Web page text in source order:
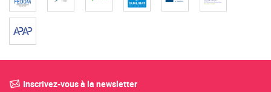
Inscrivez-vous à la newsletter